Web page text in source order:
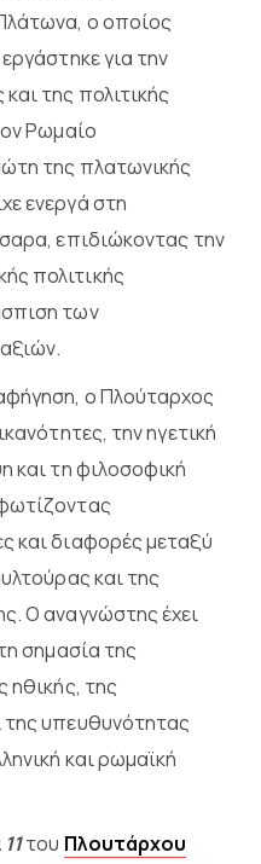
ο οποίος
για την
της πολιτικής
Ρωμαίο
της πλατωνικής
ενεργά στη
επιδιώκοντας την
πολιτικής
των
ο Πλούταρχος
την ηγετική
και τη φιλοσοφική
και διαφορές μεταξύ
και της
Ο αναγνώστης έχει
σημασία της
ηθικής, της
της υπευθυνότητας
και ρωμαϊκή
του Πλουτάρχου